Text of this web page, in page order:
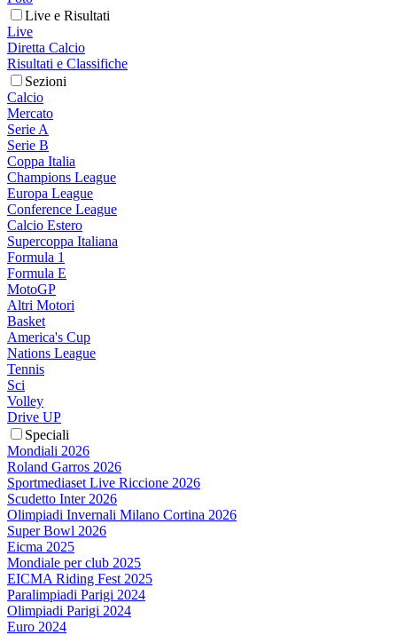
Live e Risultati
Live
Diretta Calcio
Risultati e Classifiche
Sezioni
Calcio
Mercato
Serie A
Serie B
Coppa Italia
Champions League
Europa League
Conference League
Calcio Estero
Supercoppa Italiana
Formula 1
Formula E
MotoGP
Altri Motori
Basket
America's Cup
Nations League
Tennis
Sci
Volley
Drive UP
Speciali
Mondiali 2026
Roland Garros 2026
Sportmediaset Live Riccione 2026
Scudetto Inter 2026
Olimpiadi Invernali Milano Cortina 2026
Super Bowl 2026
Eicma 2025
Mondiale per club 2025
EICMA Riding Fest 2025
Paralimpiadi Parigi 2024
Olimpiadi Parigi 2024
Euro 2024